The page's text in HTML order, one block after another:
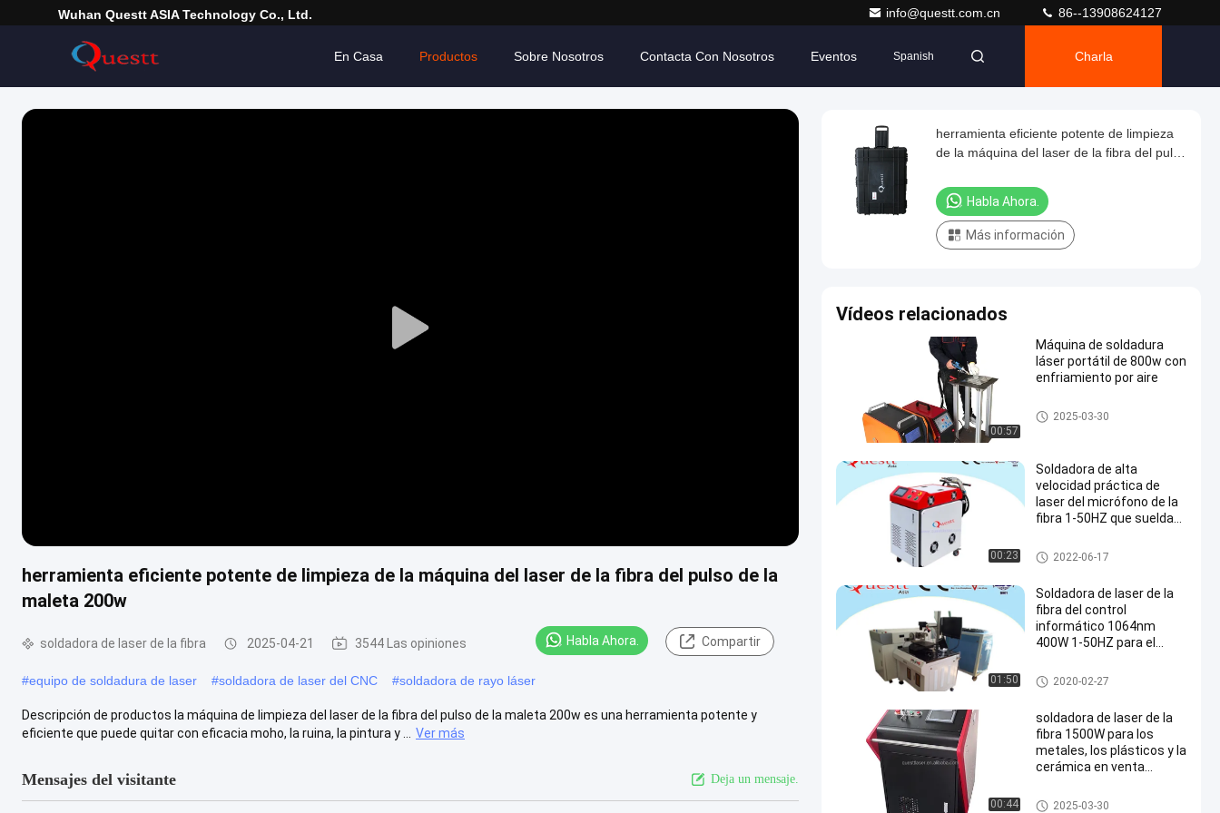
Wuhan Questt ASIA Technology Co., Ltd. info@questt.com.cn 86--13908624127
En Casa Productos Sobre Nosotros Contacta Con Nosotros Eventos Spanish Charla
Play
herramienta eficiente potente de limpieza de la máquina del laser de la fibra del pulso de la
maleta 200w
soldadora de laser de la fibra 2025-04-21 3544 Las opiniones Habla Ahora. Compartir
#equipo de soldadura de laser #soldadora de laser del CNC #soldadora de rayo láser
Descripción de productos la máquina de limpieza del laser de la fibra del pulso de la maleta 200w es una herramienta potente y
eficiente que puede quitar con eficacia moho, la ruina, la pintura y ...
Ver más
Mensajes del visitante Deja un mensaje.
herramienta eficiente potente de limpieza
de la máquina del laser de la fibra del pulso
Habla Ahora.
Más información
Vídeos relacionados
00:57
Máquina de soldadura
láser portátil de 800w con
enfriamiento por aire
soldadora de laser de la fibra
2025-03-30
00:23
Soldadora de alta
velocidad práctica de
laser del micrófono de la
fibra 1-50HZ que suelda
Frenquency
soldadora de laser de la fibra
2022-06-17
01:50
Soldadora de laser de la
fibra del control
informático 1064nm
400W 1-50HZ para el
soldadora de laser de la fibra
2020-02-27
00:44
soldadora de laser de la
fibra 1500W para los
metales, los plásticos y la
cerámica en venta
soldadora de laser de la fibra
2025-03-30